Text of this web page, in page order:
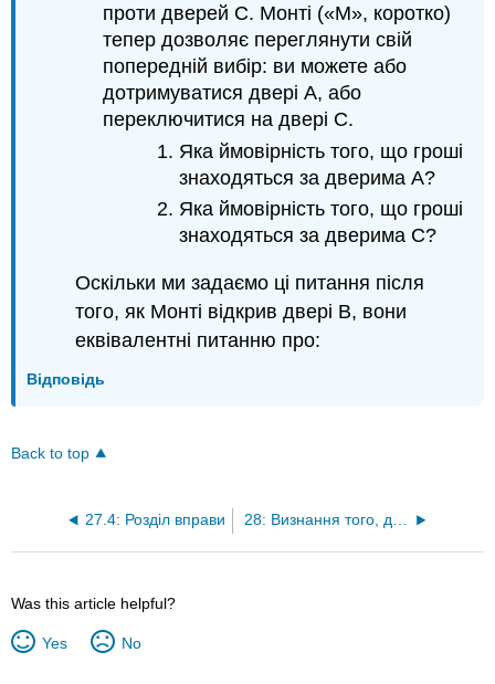
проти дверей C. Монті («M», коротко)
тепер дозволяє переглянути свій
попередній вибір: ви можете або
дотримуватися двері A, або
переключитися на двері C.
Яка ймовірність того, що гроші
знаходяться за дверима А?
Яка ймовірність того, що гроші
знаходяться за дверима С?
Оскільки ми задаємо ці питання після
того, як Монті відкрив двері B, вони
еквівалентні питанню про:
Відповідь
Back to top
27.4: Розділ вправи
Was this article helpful?
Yes No